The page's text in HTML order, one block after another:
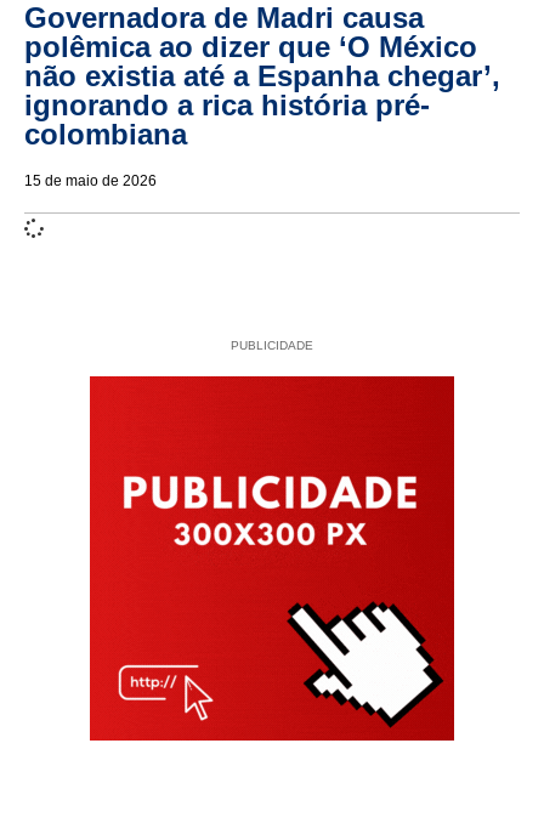
Governadora de Madri causa
polêmica ao dizer que ‘O México
não existia até a Espanha chegar’,
ignorando a rica história pré-
colombiana
15 de maio de 2026
PUBLICIDADE